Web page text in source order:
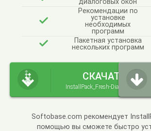
Рекомендации по
установке
необходимых
программ
Пакетная установка
нескольких программ
СКАЧАТЬ
InstallPack_Fresh-Diagnose.exe
Softobase.com рекомендует
помощью вы сможете быстро